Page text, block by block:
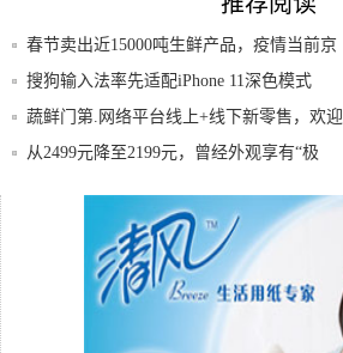
春节卖出近15000吨生鲜产品，疫情当前京
东
搜狗输入法率先适配iPhone 11深色模式
蔬鲜门第.网络平台线上+线下新零售，欢迎
入驻
从2499元降至2199元，曾经外观享有“极
紫燕百味鸡第三届917卤味节，引领国潮新